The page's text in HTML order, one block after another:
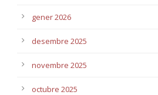
gener 2026
desembre 2025
novembre 2025
octubre 2025